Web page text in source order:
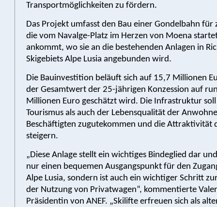
Transportmöglichkeiten zu fördern.
Das Projekt umfasst den Bau einer Gondelbahn für
die vom Navalge-Platz im Herzen von Moena
ankommt, wo sie an die bestehenden Anlagen in
Skigebiets Alpe Lusia angebunden wird.
Die Bauinvestition beläuft sich auf 15,7 Millionen
der Gesamtwert der 25-jährigen Konzession auf
Millionen Euro geschätzt wird. Die Infrastruktur
Tourismus als auch der Lebensqualität der
Beschäftigten zugutekommen und die Attraktivität
steigern.
„Diese Anlage stellt ein wichtiges Bindeglied dar
nur einen bequemen Ausgangspunkt für den
Alpe Lusia, sondern ist auch ein wichtiger Schritt
der Nutzung von Privatwagen“, kommentierte
Präsidentin von ANEF. „Skilifte erfreuen sich als